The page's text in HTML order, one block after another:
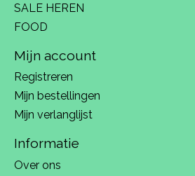
SALE HEREN
FOOD
Mijn account
Registreren
Mijn bestellingen
Mijn verlanglijst
Informatie
Over ons